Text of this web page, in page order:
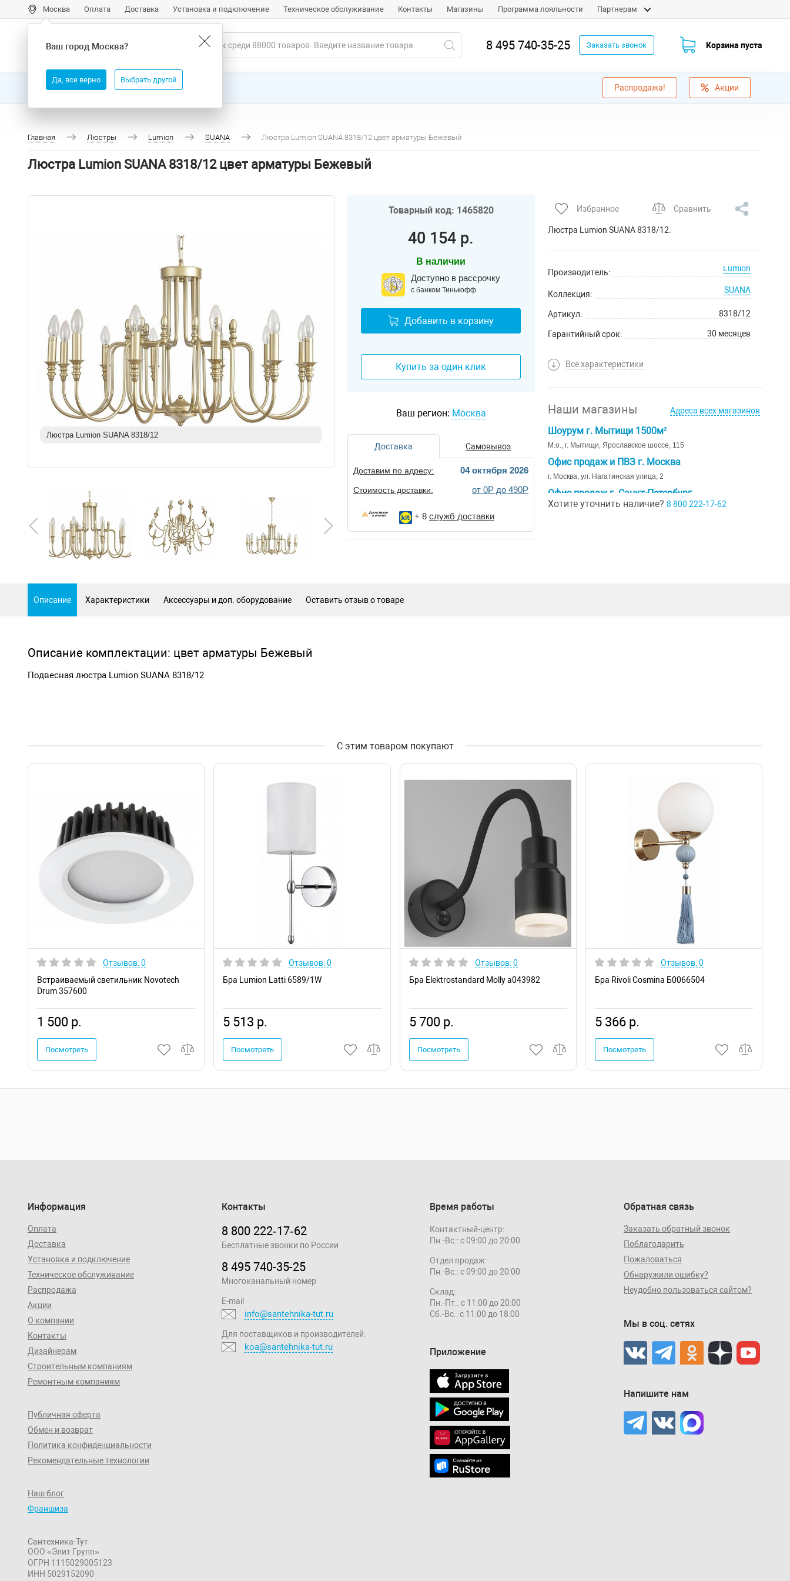
Ваш город Москва?
Да, все верно Выбрать другой
Москва Оплата Доставка Установка и подключение Техническое обслуживание Контакты Магазины Программа лояльности Партнерам
8 495 740-35-25 Заказать звонок Корзина пуста
Все товары Бренды Распродажа! Акции
Главная Люстры Lumion SUANA Люстра Lumion SUANA 8318/12 цвет арматуры Бежевый
Люстра Lumion SUANA 8318/12 цвет арматуры Бежевый
Люстра Lumion SUANA 8318/12
Товарный код: 1465820
40 154 р.
В наличии
Доступно в рассрочку
с банком Тинькофф
Добавить в корзину
Купить за один клик
Ваш регион: Москва
Доставка Самовывоз
Доставим по адресу: 04 октября 2026
Стоимость доставки: от 0Р до 490Р
+ 8 служб доставки
Избранное Сравнить
Люстра Lumion SUANA 8318/12.
Производитель: Lumion
Коллекция: SUANA
Артикул: 8318/12
Гарантийный срок: 30 месяцев
Все характеристики
Наши магазины Адреса всех магазинов
Шоурум г. Мытищи 1500м²
М.о., г. Мытищи, Ярославское шоссе, 115
Офис продаж и ПВЗ г. Москва
г. Москва, ул. Нагатинская улица, 2
Офис продаж г. Санкт-Петербург
г. Санкт-Петербург, ул. Ивана Черных д. 29
Хотите уточнить наличие? 8 800 222-17-62
Описание Характеристики Аксессуары и доп. оборудование Оставить отзыв о товаре
Описание комплектации: цвет арматуры Бежевый
Подвесная люстра Lumion SUANA 8318/12
С этим товаром покупают
Отзывов: 0
Встраиваемый светильник Novotech
Drum 357600
1 500 р.
Посмотреть
Отзывов: 0
Бра Lumion Latti 6589/1W
5 513 р.
Посмотреть
Отзывов: 0
Бра Elektrostandard Molly a043982
5 700 р.
Посмотреть
Отзывов: 0
Бра Rivoli Cosmina Б0066504
5 366 р.
Посмотреть
Информация
Оплата
Доставка
Установка и подключение
Техническое обслуживание
Распродажа
Акции
О компании
Контакты
Дизайнерам
Строительным компаниям
Ремонтным компаниям
Публичная оферта
Обмен и возврат
Политика конфиденциальности
Рекомендательные технологии
Наш блог
Франшиза
Сантехника-Тут
ООО «Элит Групп»
ОГРН 1115029005123
ИНН 5029152090
Контакты
8 800 222‑17‑62
Бесплатные звонки по России
8 495 740-35-25
Многоканальный номер
E-mail
info@santehnika-tut.ru
Для поставщиков и производителей:
koa@santehnika-tut.ru
Время работы
Контактный-центр:
Пн.-Вс.: с 09:00 до 20:00
Отдел продаж:
Пн.-Вс.: с 09:00 до 20:00
Склад:
Пн.-Пт.: с 11:00 до 20:00
Сб.-Вс.: с 11:00 до 18:00
Приложение
Обратная связь
Заказать обратный звонок
Поблагодарить
Пожаловаться
Обнаружили ошибку?
Неудобно пользоваться сайтом?
Мы в соц. сетях
Напишите нам